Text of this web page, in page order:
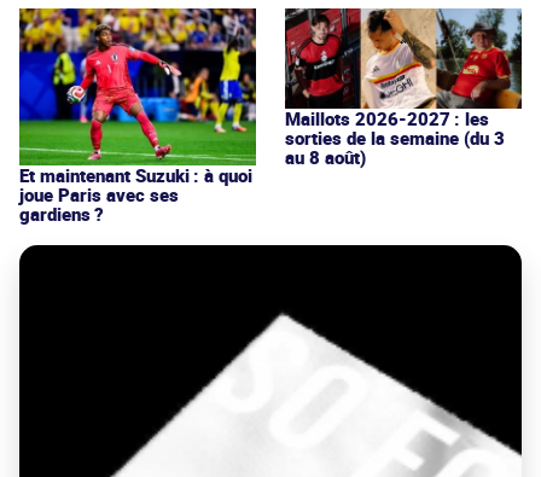
Et maintenant Suzuki : à quoi
joue Paris avec ses
gardiens ?
Maillots 2026-2027 : les
sorties de la semaine (du 3
au 8 août)